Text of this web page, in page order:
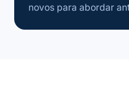
novos para abordar